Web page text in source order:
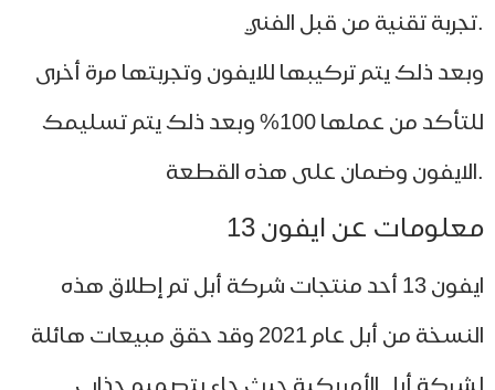
ذلك يتم تركيبها للايفون وتجربتها مرة أخرى
للتأكد من عملها 100% وبعد ذلك يتم تسليمك
عن ايفون 13
ايفون 13 أحد منتجات شركة أبل تم إطلاق هذه
النسخة من أبل عام 2021 وقد حقق مبيعات هائلة
أبل الأمريكية حيث جاء بتصميم جذاب